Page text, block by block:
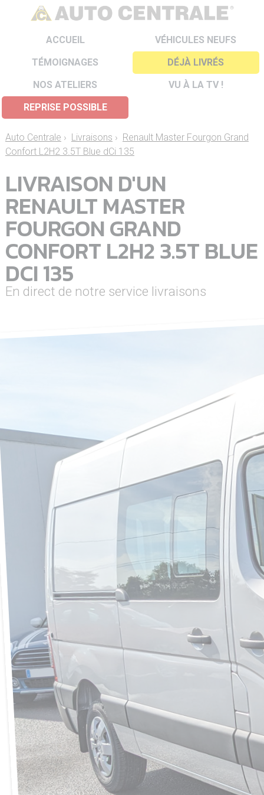
ACCUEIL
VÉHICULES NEUFS
TÉMOIGNAGES
DÉJÀ LIVRÉS
NOS ATELIERS
VU À LA TV !
REPRISE POSSIBLE
Auto Centrale › Livraisons › Renault Master Fourgon Grand
Confort L2H2 3.5T Blue dCi 135
LIVRAISON D'UN
RENAULT MASTER
FOURGON GRAND
CONFORT L2H2 3.5T BLUE
DCI 135
En direct de notre service livraisons